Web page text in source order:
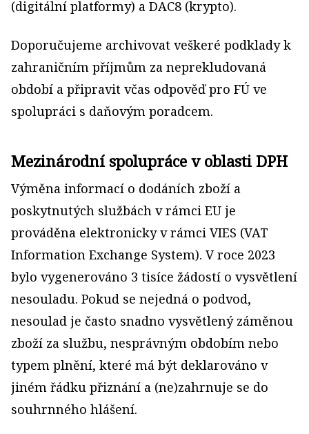
(digitální platformy) a DAC8 (krypto).
Doporučujeme archivovat veškeré podklady k
zahraničním příjmům za neprekludovaná
období a připravit včas odpověď pro FÚ ve
spolupráci s daňovým poradcem.
Mezinárodní spolupráce v oblasti DPH
Výměna informací o dodáních zboží a
poskytnutých službách v rámci EU je
prováděna elektronicky v rámci VIES (VAT
Information Exchange System). V roce 2023
bylo vygenerováno 3 tisíce žádostí o vysvětlení
nesouladu. Pokud se nejedná o podvod,
nesoulad je často snadno vysvětlený záměnou
zboží za službu, nesprávným obdobím nebo
typem plnění, které má být deklarováno v
jiném řádku přiznání a (ne)zahrnuje se do
souhrnného hlášení.